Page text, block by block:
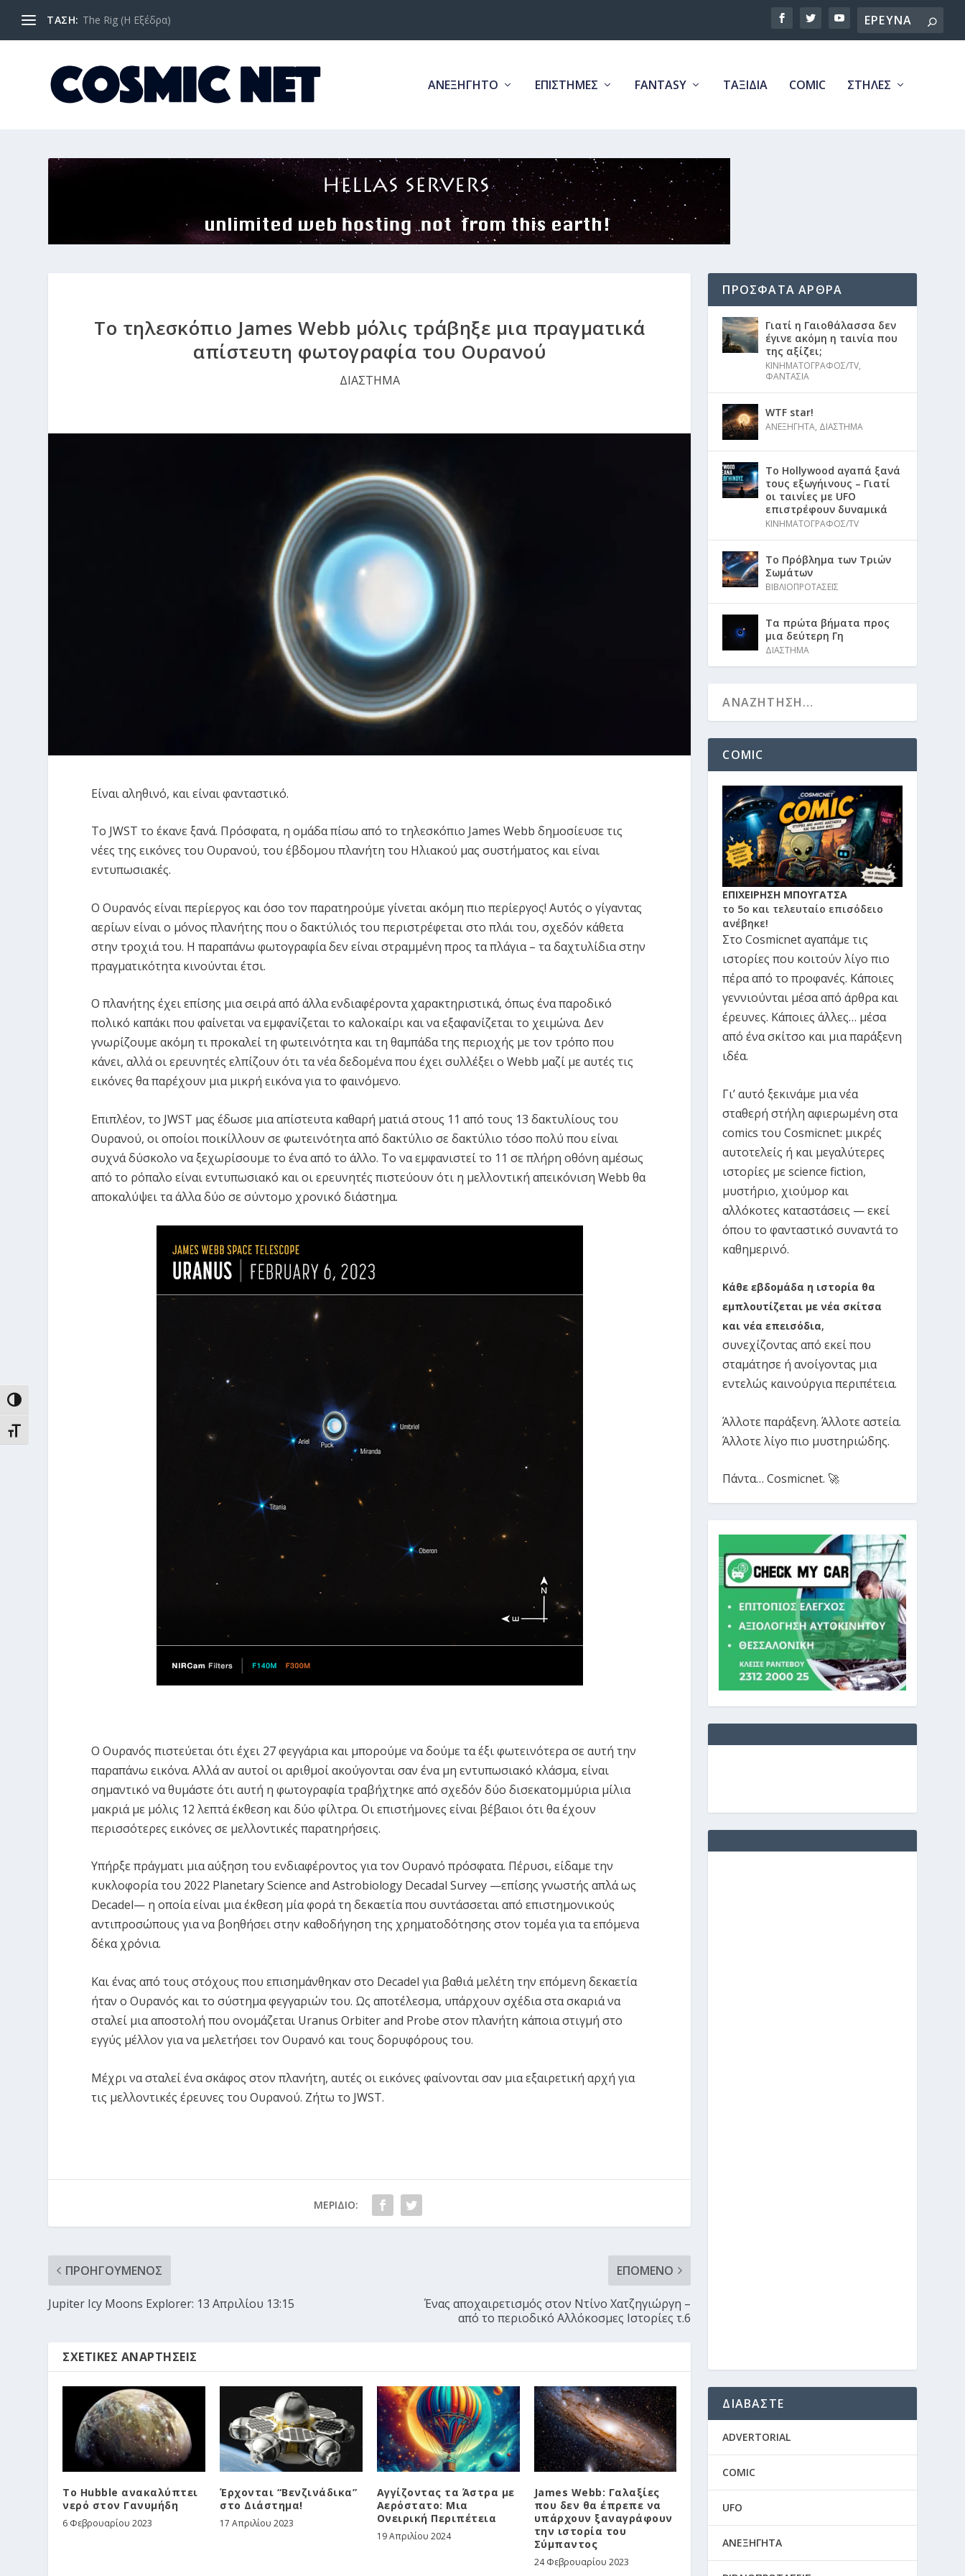
ΕΝΑΛΛΑΓΉ ΥΨΗΛΉΣ ΑΝΤΊΘΕΣΗΣ
ΕΝΑΛΛΑΓΉ ΜΕΓΈΘΟΥΣ ΓΡΑΜΜΆΤΩΝ
ΤΑΣΗ: The Rig (Η Εξέδρα) Search
ΑΝΕΞΗΓΗΤΟ ΕΠΙΣΤΗΜΕΣ FANTASY ΤΑΞΙΔΙΑ COMIC ΣΤΗΛΕΣ
Το τηλεσκόπιο James Webb μόλις τράβηξε μια πραγματικά
απίστευτη φωτογραφία του Ουρανού
ΔΙΑΣΤΗΜΑ
Είναι αληθινό, και είναι φανταστικό.
Το JWST το έκανε ξανά. Πρόσφατα, η ομάδα πίσω από το τηλεσκόπιο James Webb δημοσίευσε τις
νέες της εικόνες του Ουρανού, του έβδομου πλανήτη του Ηλιακού μας συστήματος και είναι
εντυπωσιακές.
Ο Ουρανός είναι περίεργος και όσο τον παρατηρούμε γίνεται ακόμη πιο περίεργος! Αυτός ο γίγαντας
αερίων είναι ο μόνος πλανήτης που ο δακτύλιός του περιστρέφεται στο πλάι του, σχεδόν κάθετα
στην τροχιά του. Η παραπάνω φωτογραφία δεν είναι στραμμένη προς τα πλάγια – τα δαχτυλίδια στην
πραγματικότητα κινούνται έτσι.
Ο πλανήτης έχει επίσης μια σειρά από άλλα ενδιαφέροντα χαρακτηριστικά, όπως ένα παροδικό
πολικό καπάκι που φαίνεται να εμφανίζεται το καλοκαίρι και να εξαφανίζεται το χειμώνα. Δεν
γνωρίζουμε ακόμη τι προκαλεί τη φωτεινότητα και τη θαμπάδα της περιοχής με τον τρόπο που
κάνει, αλλά οι ερευνητές ελπίζουν ότι τα νέα δεδομένα που έχει συλλέξει ο Webb μαζί με αυτές τις
εικόνες θα παρέχουν μια μικρή εικόνα για το φαινόμενο.
Επιπλέον, το JWST μας έδωσε μια απίστευτα καθαρή ματιά στους 11 από τους 13 δακτυλίους του
Ουρανού, οι οποίοι ποικίλλουν σε φωτεινότητα από δακτύλιο σε δακτύλιο τόσο πολύ που είναι
συχνά δύσκολο να ξεχωρίσουμε το ένα από το άλλο. Το να εμφανιστεί το 11 σε πλήρη οθόνη αμέσως
από το ρόπαλο είναι εντυπωσιακό και οι ερευνητές πιστεύουν ότι η μελλοντική απεικόνιση Webb θα
αποκαλύψει τα άλλα δύο σε σύντομο χρονικό διάστημα.
Ο Ουρανός πιστεύεται ότι έχει 27 φεγγάρια και μπορούμε να δούμε τα έξι φωτεινότερα σε αυτή την
παραπάνω εικόνα. Αλλά αν αυτοί οι αριθμοί ακούγονται σαν ένα μη εντυπωσιακό κλάσμα, είναι
σημαντικό να θυμάστε ότι αυτή η φωτογραφία τραβήχτηκε από σχεδόν δύο δισεκατομμύρια μίλια
μακριά με μόλις 12 λεπτά έκθεση και δύο φίλτρα. Οι επιστήμονες είναι βέβαιοι ότι θα έχουν
περισσότερες εικόνες σε μελλοντικές παρατηρήσεις.
Υπήρξε πράγματι μια αύξηση του ενδιαφέροντος για τον Ουρανό πρόσφατα. Πέρυσι, είδαμε την
κυκλοφορία του 2022 Planetary Science and Astrobiology Decadal Survey —επίσης γνωστής απλά ως
Decadel— η οποία είναι μια έκθεση μία φορά τη δεκαετία που συντάσσεται από επιστημονικούς
αντιπροσώπους για να βοηθήσει στην καθοδήγηση της χρηματοδότησης στον τομέα για τα επόμενα
δέκα χρόνια.
Και ένας από τους στόχους που επισημάνθηκαν στο Decadel για βαθιά μελέτη την επόμενη δεκαετία
ήταν ο Ουρανός και το σύστημα φεγγαριών του. Ως αποτέλεσμα, υπάρχουν σχέδια στα σκαριά να
σταλεί μια αποστολή που ονομάζεται Uranus Orbiter and Probe στον πλανήτη κάποια στιγμή στο
εγγύς μέλλον για να μελετήσει τον Ουρανό και τους δορυφόρους του.
Μέχρι να σταλεί ένα σκάφος στον πλανήτη, αυτές οι εικόνες φαίνονται σαν μια εξαιρετική αρχή για
τις μελλοντικές έρευνες του Ουρανού. Ζήτω το JWST.
ΜΕΡΊΔΙΟ:
ΠΡΟΗΓΟΎΜΕΝΟΣ
Jupiter Icy Moons Explorer: 13 Απριλίου 13:15
ΕΠΌΜΕΝΟ
Ένας αποχαιρετισμός στον Ντίνο Χατζηγιώργη –
από το περιοδικό Αλλόκοσμες Ιστορίες τ.6
ΣΧΕΤΙΚΈΣ ΑΝΑΡΤΉΣΕΙΣ
Το Hubble ανακαλύπτει
νερό στον Γανυμήδη
6 Φεβρουαρίου 2023
Έρχονται “Bενζινάδικα”
στο Διάστημα!
17 Απριλίου 2023
Αγγίζοντας τα Άστρα με
Αερόστατο: Μια
Ονειρική Περιπέτεια
19 Απριλίου 2024
James Webb: Γαλαξίες
που δεν θα έπρεπε να
υπάρχουν ξαναγράφουν
την ιστορία του
Σύμπαντος
24 Φεβρουαρίου 2023
ΠΡΟΣΦΑΤΑ ΑΡΘΡΑ
Γιατί η Γαιοθάλασσα δεν
έγινε ακόμη η ταινία που
της αξίζει;
ΚΙΝΗΜΑΤΟΓΡΑΦΟΣ/TV,
ΦΑΝΤΑΣΙΑ
WTF star!
ΑΝΕΞΗΓΗΤΑ, ΔΙΑΣΤΗΜΑ
Το Hollywood αγαπά ξανά
τους εξωγήινους – Γιατί
οι ταινίες με UFO
επιστρέφουν δυναμικά
ΚΙΝΗΜΑΤΟΓΡΑΦΟΣ/TV
Το Πρόβλημα των Τριών
Σωμάτων
ΒΙΒΛΙΟΠΡΟΤΑΣΕΙΣ
Τα πρώτα βήματα προς
μια δεύτερη Γη
ΔΙΑΣΤΗΜΑ
COMIC
ΕΠΙΧΕΙΡΗΣΗ ΜΠΟΥΓΑΤΣΑ
το 5ο και τελευταίο επισόδειο
ανέβηκε!
Στο Cosmicnet αγαπάμε τις
ιστορίες που κοιτούν λίγο πιο
πέρα από το προφανές. Κάποιες
γεννιούνται μέσα από άρθρα και
έρευνες. Κάποιες άλλες… μέσα
από ένα σκίτσο και μια παράξενη
ιδέα.
Γι’ αυτό ξεκινάμε μια νέα
σταθερή στήλη αφιερωμένη στα
comics του Cosmicnet: μικρές
αυτοτελείς ή και μεγαλύτερες
ιστορίες με science fiction,
μυστήριο, χιούμορ και
αλλόκοτες καταστάσεις — εκεί
όπου το φανταστικό συναντά το
καθημερινό.
Κάθε εβδομάδα η ιστορία θα
εμπλουτίζεται με νέα σκίτσα
και νέα επεισόδια,
συνεχίζοντας από εκεί που
σταμάτησε ή ανοίγοντας μια
εντελώς καινούργια περιπέτεια.
Άλλοτε παράξενη. Άλλοτε αστεία.
Άλλοτε λίγο πιο μυστηριώδης.
Πάντα… Cosmicnet. 🚀
ΔΙΑΒΑΣΤΕ
ADVERTORIAL
COMIC
UFO
ΑΝΕΞΗΓΗΤΑ